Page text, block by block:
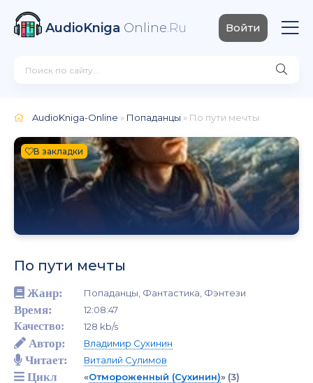
AudioKniga Online.Ru Войти
AudioKniga-Online » Попаданцы » По пути мечты
В закладки
По пути мечты
Жанр: Попаданцы, Фантастика, Фэнтези
Время:
12:08:47
Качество:
128 kb/s
Автор: Владимир Сухинин
Читает: Виталий Сулимов
Цикл «Отмороженный (Сухинин)» (3)